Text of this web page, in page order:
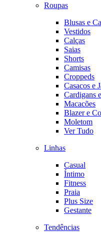
Roupas
Blusas e
Vestidos
Calças
Saias
Shorts
Camisas
Croppeds
Casacos e
Cardigans
Macacões
Blazer e
Moletom
Ver Tudo
Linhas
Casual
Íntimo
Fitness
Praia
Plus Size
Gestante
Tendências